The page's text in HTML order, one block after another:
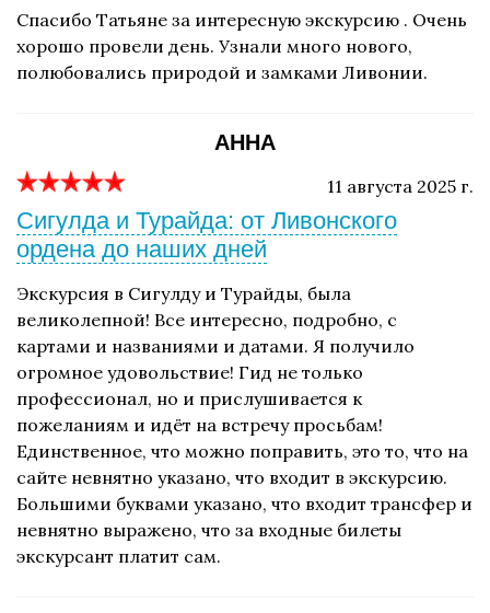
Спасибо Татьяне за интересную экскурсию . Очень
хорошо провели день. Узнали много нового,
полюбовались природой и замками Ливонии.
АННА
11 августа 2025 г.
Сигулда и Турайда: от Ливонского
ордена до наших дней
Экскурсия в Сигулду и Турайды, была
великолепной! Все интересно, подробно, с
картами и названиями и датами. Я получило
огромное удовольствие! Гид не только
профессионал, но и прислушивается к
пожеланиям и идёт на встречу просьбам!
Единственное, что можно поправить, это то, что на
сайте невнятно указано, что входит в экскурсию.
Большими буквами указано, что входит трансфер и
невнятно выражено, что за входные билеты
экскурсант платит сам.